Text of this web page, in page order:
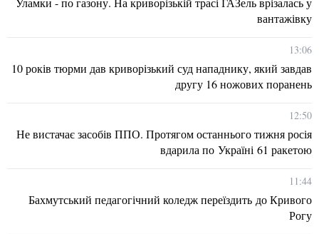
вантажівку
13:06
10 років тюрми дав криворізький суд нападнику, який завдав
другу 16 ножових поранень
12:50
Не вистачає засобів ППО. Протягом останнього тижня росія
вдарила по Україні 61 ракетою
11:44
Бахмутський педагогічний коледж переїздить до Кривого
Рогу